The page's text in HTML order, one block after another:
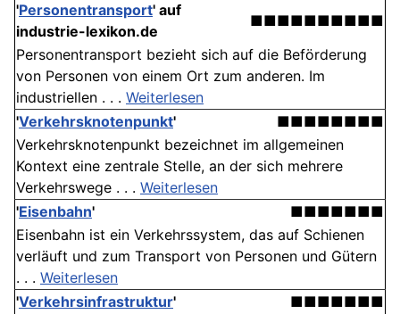
'Personentransport' auf
industrie-lexikon.de
■■■■■■■■■■
Personentransport bezieht sich auf die Beförderung
von Personen von einem Ort zum anderen. Im
industriellen . . . Weiterlesen
'Verkehrsknotenpunkt'
■■■■■■■■
Verkehrsknotenpunkt bezeichnet im allgemeinen
Kontext eine zentrale Stelle, an der sich mehrere
Verkehrswege . . . Weiterlesen
'Eisenbahn'
■■■■■■■
Eisenbahn ist ein Verkehrssystem, das auf Schienen
verläuft und zum Transport von Personen und Gütern
. . . Weiterlesen
'Verkehrsinfrastruktur'
■■■■■■■